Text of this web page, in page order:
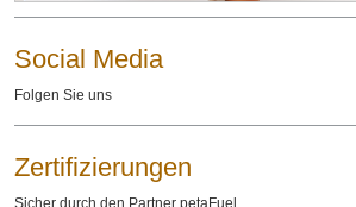
Social Media
Folgen Sie uns
Zertifizierungen
Sicher durch den Partner petaFuel